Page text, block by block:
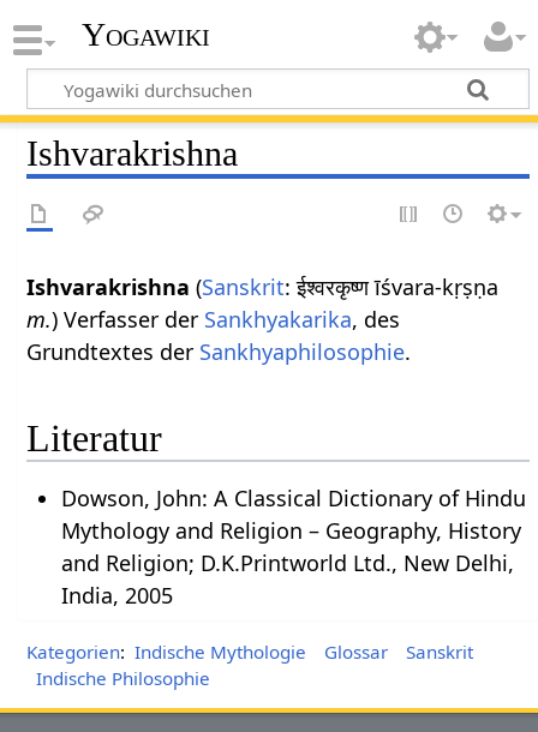
Yogawiki
Ishvarakrishna
Ishvarakrishna (Sanskrit: ईश्वरकृष्ण īśvara-kṛṣṇa
m.) Verfasser der Sankhyakarika, des
Grundtextes der Sankhyaphilosophie.
Literatur
Dowson, John: A Classical Dictionary of Hindu
Mythology and Religion – Geography, History
and Religion; D.K.Printworld Ltd., New Delhi,
India, 2005
Kategorien: Indische Mythologie Glossar
Sanskrit
Indische Philosophie